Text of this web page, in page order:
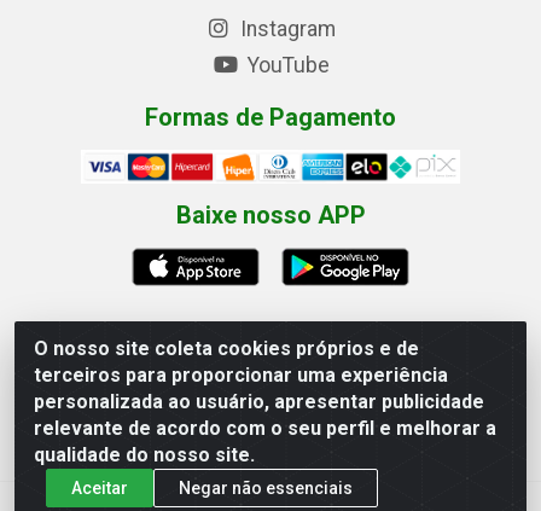
O nosso site coleta cookies próprios e de
terceiros para proporcionar uma experiência
personalizada ao usuário, apresentar publicidade
relevante de acordo com o seu perfil e melhorar a
qualidade do nosso site.
Aceitar Negar não essenciais
Instagram
YouTube
Formas de Pagamento
Baixe nosso APP
Eletrofarias Materiais Eletricos - Av. Jorn. Assis
Chateaubriand, 2500 - Distrito Industrial, Campina Grande/PB
- CEP 58.410-062 - CNPJ 12.110.462/0001-40